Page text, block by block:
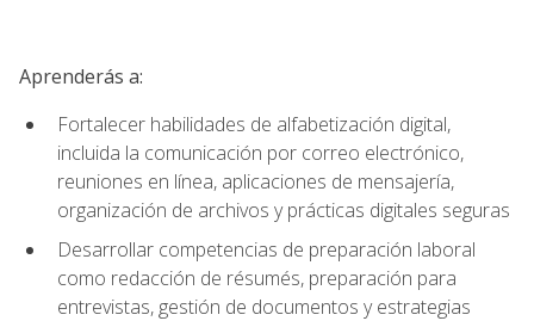
Aprenderás a:
Fortalecer habilidades de alfabetización digital,
incluida la comunicación por correo electrónico,
reuniones en línea, aplicaciones de mensajería,
organización de archivos y prácticas digitales seguras
Desarrollar competencias de preparación laboral
como redacción de résumés, preparación para
entrevistas, gestión de documentos y estrategias